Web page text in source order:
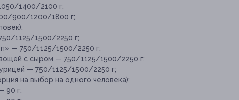
1400/2100 г;
900/1200/1800 г;
1125/1500/2250 г;
— 750/1125/1500/2250 г;
с сыром — 750/1125/1500/2250 г;
— 750/1125/1500/2250 г;
на выбор на одного человека):
90 г;